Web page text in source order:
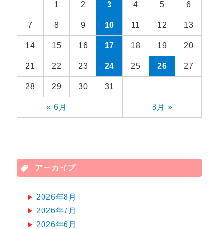
« 6月 8月 »
1 2 3 4 5 6
7 8 9 10 11 12 13
14 15 16 17 18 19 20
21 22 23 24 25 26 27
28 29 30 31
アーカイブ
2026年8月
2026年7月
2026年6月